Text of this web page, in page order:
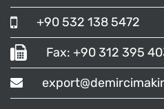
+90 532 138 5472
Fax: +90 312 395